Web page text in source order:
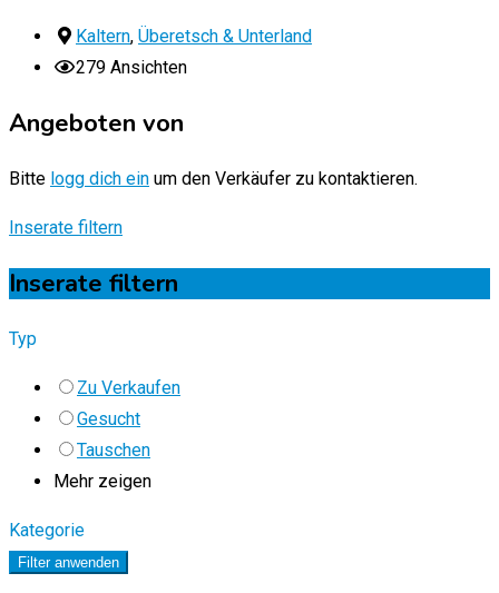
Kaltern, Überetsch & Unterland
279 Ansichten
Angeboten von
Bitte logg dich ein um den Verkäufer zu kontaktieren.
Inserate filtern
Inserate filtern
Typ
Zu Verkaufen
Gesucht
Tauschen
Mehr zeigen
Kategorie
Filter anwenden